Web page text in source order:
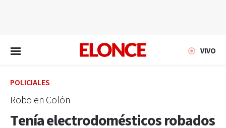
VIVO
POLICIALES
Robo en Colón
Tenía electrodomésticos robados